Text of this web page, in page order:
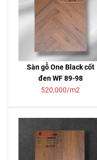
Sàn gỗ One Black cốt
đen WF 89-98
520,000/m2